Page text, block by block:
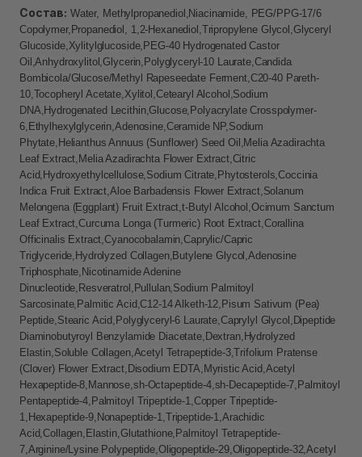
Состав: Water, Methylpropanediol,Niacinamide, PEG/PPG-17/6
Copolymer,Propanediol, 1,2-Hexanediol,Tripropylene Glycol,Glyceryl
Glucoside,Xylitylglucoside,PEG-40 Hydrogenated Castor
Oil,Anhydroxylitol,Glycerin,Polyglyceryl-10 Laurate,Candida
Bombicola/Glucose/Methyl Rapeseedate Ferment,C20-40 Pareth-
10,Tocopheryl Acetate,Xylitol,Cetearyl Alcohol,Sodium
DNA,Hydrogenated Lecithin,Glucose,Polyacrylate Crosspolymer-
6,Ethylhexylglycerin,Adenosine,Ceramide NP,Sodium
Phytate,Helianthus Annuus (Sunflower) Seed Oil,Melia Azadirachta
Leaf Extract,Melia Azadirachta Flower Extract,Citric
Acid,Hydroxyethylcellulose,Sodium Citrate,Phytosterols,Coccinia
Indica Fruit Extract,Aloe Barbadensis Flower Extract,Solanum
Melongena (Eggplant) Fruit Extract,t-Butyl Alcohol,Ocimum Sanctum
Leaf Extract,Curcuma Longa (Turmeric) Root Extract,Corallina
Officinalis Extract,Cyanocobalamin,Caprylic/Capric
Triglyceride,Hydrolyzed Collagen,Butylene Glycol,Adenosine
Triphosphate,Nicotinamide Adenine
Dinucleotide,Resveratrol,Pullulan,Sodium Palmitoyl
Sarcosinate,Palmitic Acid,C12-14 Alketh-12,Pisum Sativum (Pea)
Peptide,Stearic Acid,Polyglyceryl-6 Laurate,Caprylyl Glycol,Dipeptide
Diaminobutyroyl Benzylamide Diacetate,Dextran,Hydrolyzed
Elastin,Soluble Collagen,Acetyl Tetrapeptide-3,Trifolium Pratense
(Clover) Flower Extract,Disodium EDTA,Myristic Acid,Acetyl
Hexapeptide-8,Mannose,sh-Octapeptide-4,sh-Decapeptide-7,Palmitoyl
Pentapeptide-4,Palmitoyl Tripeptide-1,Copper Tripeptide-
1,Hexapeptide-9,Nonapeptide-1,Tripeptide-1,Arachidic
Acid,Collagen,Elastin,Glutathione,Palmitoyl Tetrapeptide-
7,Arginine/Lysine Polypeptide,Oligopeptide-29,Oligopeptide-32,Acetyl